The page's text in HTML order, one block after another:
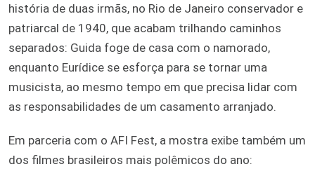
história de duas irmãs, no Rio de Janeiro conservador e
patriarcal de 1940, que acabam trilhando caminhos
separados: Guida foge de casa com o namorado,
enquanto Eurídice se esforça para se tornar uma
musicista, ao mesmo tempo em que precisa lidar com
as responsabilidades de um casamento arranjado.
Em parceria com o AFI Fest, a mostra exibe também um
dos filmes brasileiros mais polêmicos do ano: